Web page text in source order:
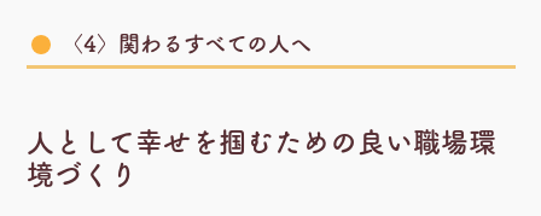
〈4〉関わるすべての人へ
人として幸せを掴むための良い職場環
境づくり